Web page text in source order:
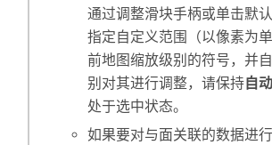
通过调整滑块手柄或单击默
指定自定义范围（以像素为
前地图缩放级别的符号，并
别对其进行调整，请保持自
处于选中状态。
如果要对与面关联的数据进